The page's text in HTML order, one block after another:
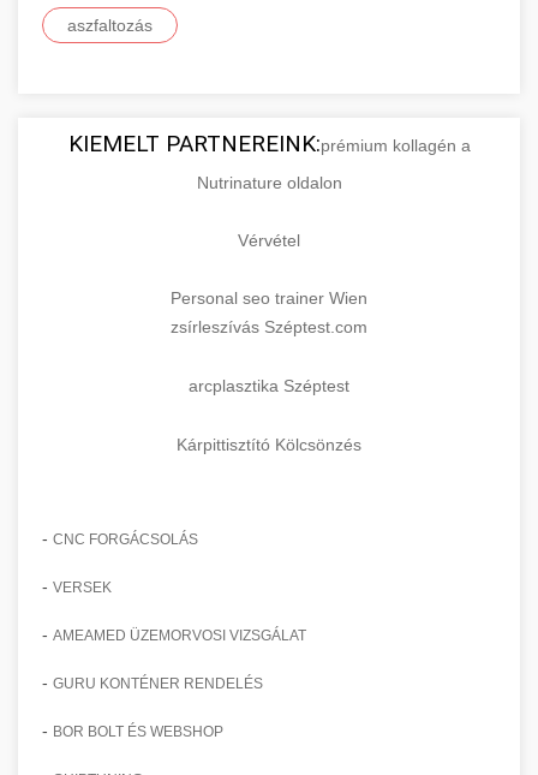
aszfaltozás
KIEMELT PARTNEREINK:prémium kollagén a
Nutrinature oldalon
Vérvétel
Personal seo trainer Wien
zsírleszívás Széptest.com
arcplasztika Széptest
Kárpittisztító Kölcsönzés
- CNC FORGÁCSOLÁS
- VERSEK
- AMEAMED ÜZEMORVOSI VIZSGÁLAT
- GURU KONTÉNER RENDELÉS
- BOR BOLT ÉS WEBSHOP